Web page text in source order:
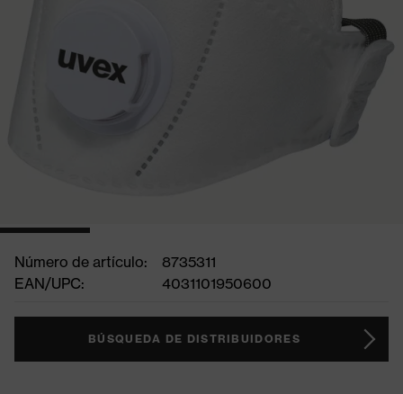
Número de artículo:
8735311
EAN/UPC:
4031101950600
BÚSQUEDA DE DISTRIBUIDORES